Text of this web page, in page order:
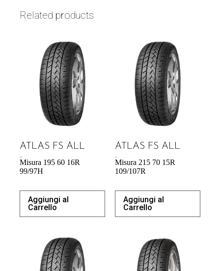
Related products
ATLAS FS ALL
Misura 195 60 16R
99/97H
Aggiungi al
Carrello
ATLAS FS ALL
Misura 215 70 15R
109/107R
Aggiungi al
Carrello